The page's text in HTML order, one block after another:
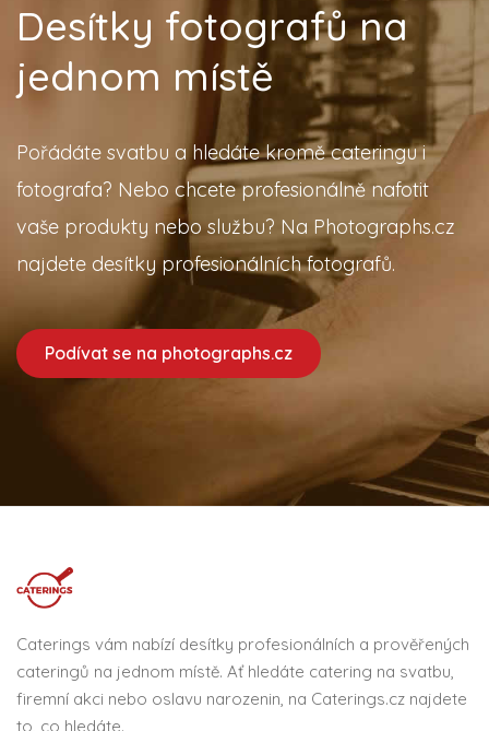
Desítky fotografů na
jednom místě
Pořádáte svatbu a hledáte kromě cateringu i
fotografa? Nebo chcete profesionálně nafotit
vaše produkty nebo službu? Na Photographs.cz
najdete desítky profesionálních fotografů.
Podívat se na photographs.cz
Caterings vám nabízí desítky profesionálních a prověřených
cateringů na jednom místě. Ať hledáte catering na svatbu,
firemní akci nebo oslavu narozenin, na Caterings.cz najdete
to, co hledáte.